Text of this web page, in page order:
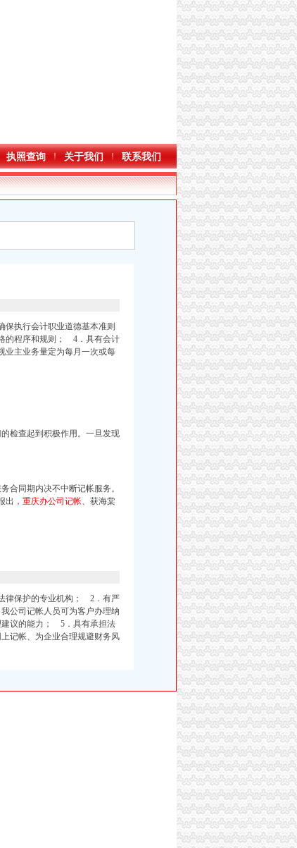
执照查询 关于我们 联系我们
保执行会计职业道德基本准则
的程序和规则； 4．具有会计
业主业务量定为每月一次或每
检查起到积极作用。一旦发现
合同期内决不中断记帐服务。
出， 重庆办公司记帐、 获海棠
律保护的专业机构； 2．有严
公司记帐人员可为客户办理纳
建议的能力； 5．具有承担法
记帐、为企业合理规避财务风